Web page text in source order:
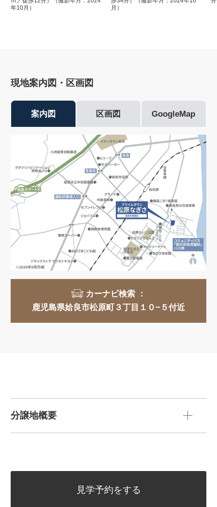
年10月）
月）
現地案内図・区画図
案内図 区画図 GoogleMap
カーナビ検索 ：
鹿児島県姶良市松原町３丁目１０−５付近
分譲地概要
見学予約をする